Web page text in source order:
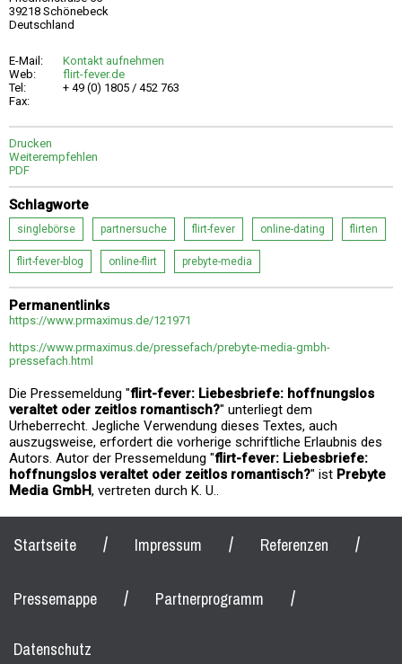
39218 Schönebeck
Deutschland
E-Mail:
Kontakt aufnehmen
Web:
flirt-fever.de
Tel:
+ 49 (0) 1805 / 452 763
Fax:
Drucken
Weiterempfehlen
PDF
Schlagworte
singlebörse partnersuche flirt-fever online-dating flirten
flirt-fever-blog online-flirt prebyte-media
Permanentlinks
https://www.prmaximus.de/121971
https://www.prmaximus.de/pressefach/prebyte-media-gmbh-
pressefach.html
Die Pressemeldung "flirt-fever: Liebesbriefe: hoffnungslos
veraltet oder zeitlos romantisch?" unterliegt dem
Urheberrecht. Jegliche Verwendung dieses Textes, auch
auszugsweise, erfordert die vorherige schriftliche Erlaubnis des
Autors. Autor der Pressemeldung "flirt-fever: Liebesbriefe:
hoffnungslos veraltet oder zeitlos romantisch?" ist Prebyte
Media GmbH, vertreten durch K. U..
Startseite / Impressum / Referenzen /
Pressemappe / Partnerprogramm /
Datenschutz